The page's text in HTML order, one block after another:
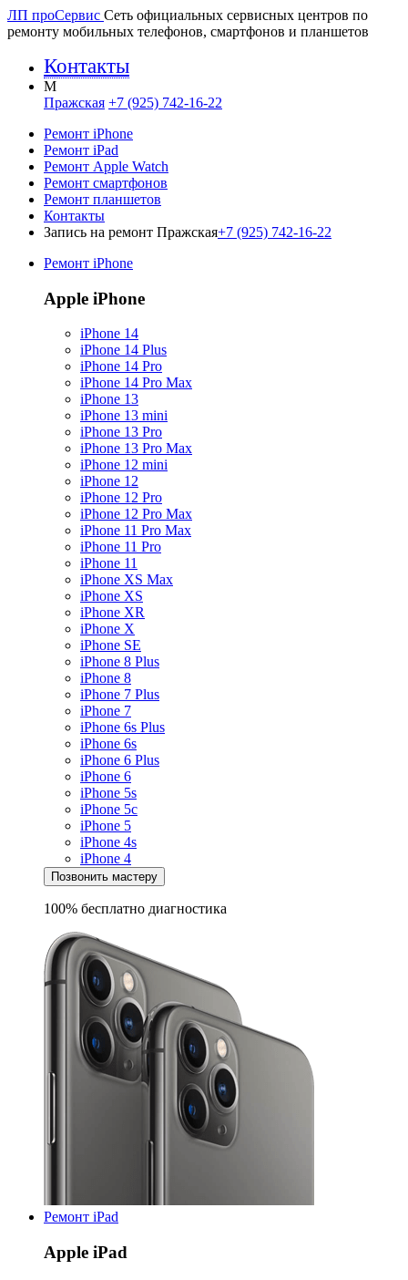
ЛП проСервис Сеть официальных сервисных центров по
ремонту мобильных телефонов, смартфонов и планшетов
Контакты
M
Пражская +7 (925) 742-16-22
Ремонт iPhone
Ремонт iPad
Ремонт Apple Watch
Ремонт смартфонов
Ремонт планшетов
Контакты
Запись на ремонт Пражская+7 (925) 742-16-22
Ремонт iPhone
Apple iPhone
iPhone 14
iPhone 14 Plus
iPhone 14 Pro
iPhone 14 Pro Max
iPhone 13
iPhone 13 mini
iPhone 13 Pro
iPhone 13 Pro Max
iPhone 12 mini
iPhone 12
iPhone 12 Pro
iPhone 12 Pro Max
iPhone 11 Pro Max
iPhone 11 Pro
iPhone 11
iPhone XS Max
iPhone XS
iPhone XR
iPhone X
iPhone SE
iPhone 8 Plus
iPhone 8
iPhone 7 Plus
iPhone 7
iPhone 6s Plus
iPhone 6s
iPhone 6 Plus
iPhone 6
iPhone 5s
iPhone 5c
iPhone 5
iPhone 4s
iPhone 4
Позвонить мастеру
100% бесплатно диагностика
Ремонт iPad
Apple iPad